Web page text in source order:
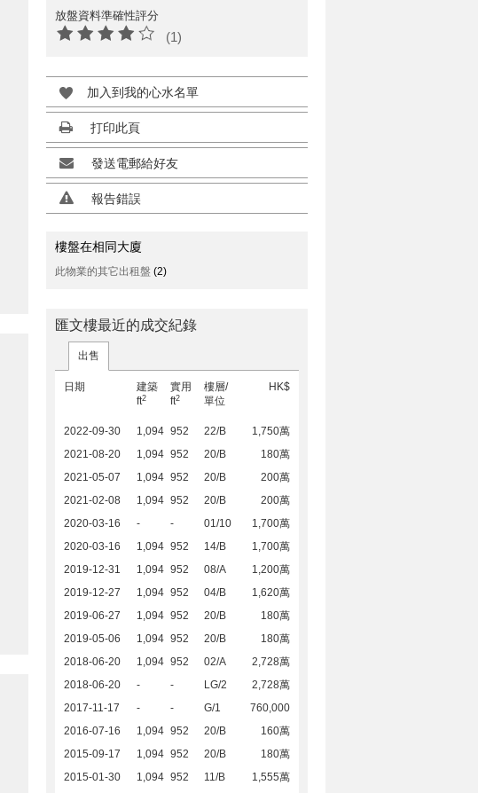
放盤資料準確性評分
(1)
加入到我的心水名單
打印此頁
發送電郵給好友
報告錯誤
樓盤在相同大廈
此物業的其它出租盤 (2)
匯文樓最近的成交紀錄
出售
日期
建築
ft2
實用
ft2
樓層/
單位
HK$
2022-09-30 1,094 952 22/B
1,750萬
2021-08-20
1,094 952 20/B
180萬
2021-05-07
1,094 952 20/B
200萬
2021-02-08
1,094 952 20/B
200萬
2020-03-16
- - 01/10
1,700萬
2020-03-16
1,094 952 14/B
1,700萬
2019-12-31
1,094 952 08/A
1,200萬
2019-12-27
1,094 952 04/B
1,620萬
2019-06-27
1,094 952 20/B
180萬
2019-05-06
1,094 952 20/B
180萬
2018-06-20
1,094 952 02/A
2,728萬
2018-06-20
- - LG/2
2,728萬
2017-11-17
- - G/1
760,000
2016-07-16
1,094 952 20/B
160萬
2015-09-17
1,094 952 20/B
180萬
2015-01-30
1,094 952 11/B
1,555萬